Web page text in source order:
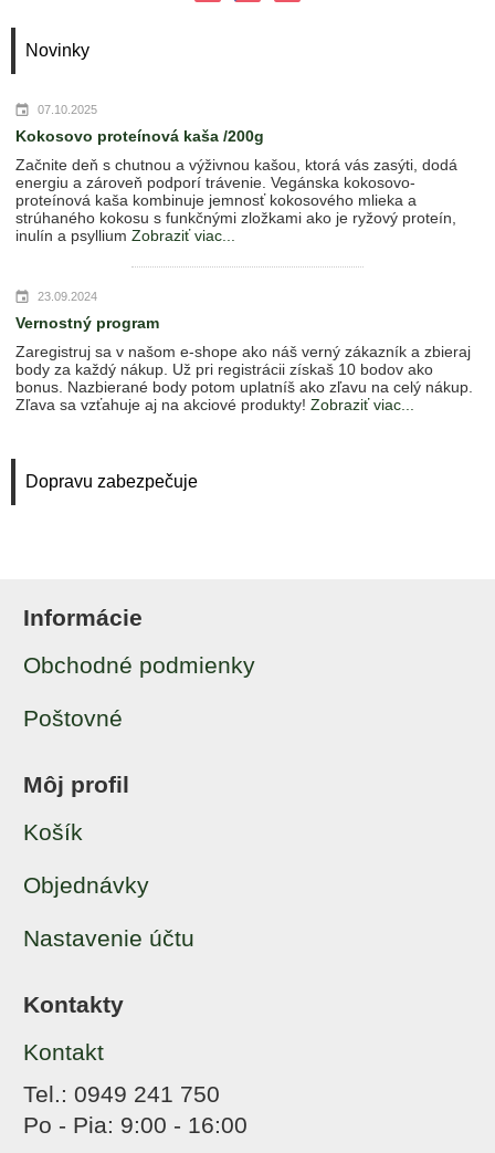
Novinky
07.10.2025
Kokosovo proteínová kaša /200g
Začnite deň s chutnou a výživnou kašou, ktorá vás zasýti, dodá
energiu a zároveň podporí trávenie. Vegánska kokosovo-
proteínová kaša kombinuje jemnosť kokosového mlieka a
strúhaného kokosu s funkčnými zložkami ako je ryžový proteín,
inulín a psyllium Zobraziť viac...
23.09.2024
Vernostný program
Zaregistruj sa v našom e-shope ako náš verný zákazník a zbieraj
body za každý nákup. Už pri registrácii získaš 10 bodov ako
bonus. Nazbierané body potom uplatníš ako zľavu na celý nákup.
Zľava sa vzťahuje aj na akciové produkty! Zobraziť viac...
Dopravu zabezpečuje
Informácie
Obchodné podmienky
Poštovné
Môj profil
Košík
Objednávky
Nastavenie účtu
Kontakty
Kontakt
Tel.: 0949 241 750
Po - Pia: 9:00 - 16:00